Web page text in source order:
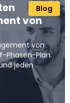
Blog
von
von
Phasen-Plan.
jeden